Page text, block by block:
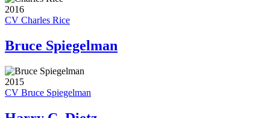
2016
CV Charles Rice
Bruce Spiegelman
2015
CV Bruce Spiegelman